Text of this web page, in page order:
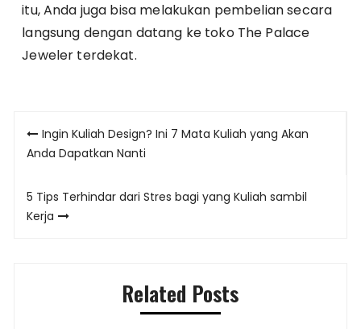
itu, Anda juga bisa melakukan pembelian secara
langsung dengan datang ke toko The Palace
Jeweler terdekat.
Post
navigation
Ingin Kuliah Design? Ini 7 Mata Kuliah yang Akan
Anda Dapatkan Nanti
5 Tips Terhindar dari Stres bagi yang Kuliah sambil
Kerja
Related Posts